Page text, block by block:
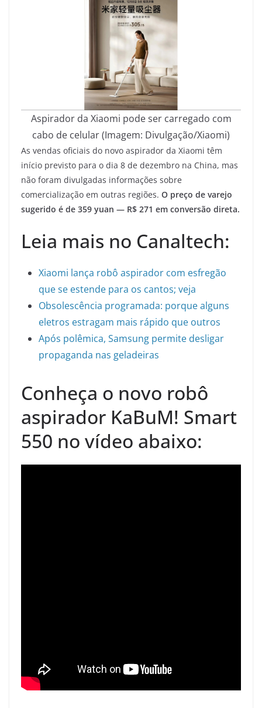
Aspirador da Xiaomi pode ser carregado com
cabo de celular (Imagem: Divulgação/Xiaomi)
As vendas oficiais do novo aspirador da Xiaomi têm
início previsto para o dia 8 de dezembro na China, mas
não foram divulgadas informações sobre
comercialização em outras regiões. O preço de varejo
sugerido é de 359 yuan — R$ 271 em conversão direta.
Leia mais no Canaltech:
Xiaomi lança robô aspirador com esfregão
que se estende para os cantos; veja
Obsolescência programada: porque alguns
eletros estragam mais rápido que outros
Após polêmica, Samsung permite desligar
propaganda nas geladeiras
Conheça o novo robô
aspirador KaBuM! Smart
550 no vídeo abaixo: